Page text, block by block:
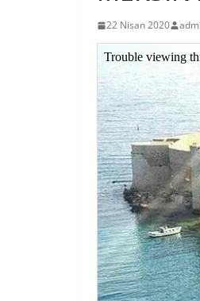
22 Nisan 2020